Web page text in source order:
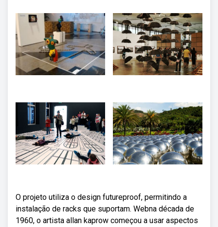
O projeto utiliza o design futureproof, permitindo a
instalação de racks que suportam. Webna década de
1960, o artista allan kaprow começou a usar aspectos